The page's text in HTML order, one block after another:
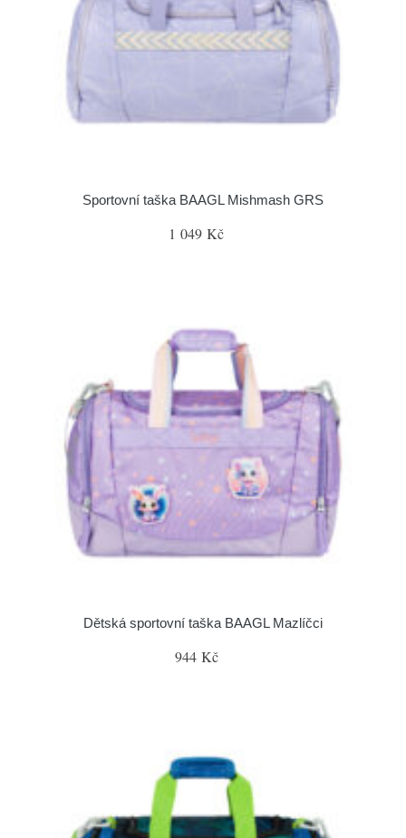
Sportovní taška BAAGL Mishmash GRS
1 049 Kč
Dětská sportovní taška BAAGL Mazlíčci
944 Kč